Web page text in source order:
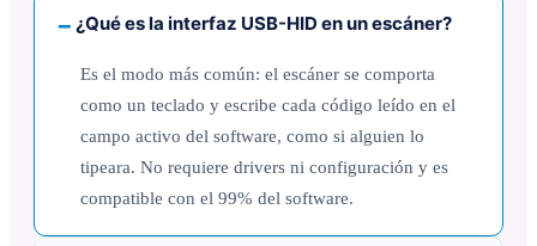
¿Qué es la interfaz USB-HID en un escáner?
Es el modo más común: el escáner se comporta
como un teclado y escribe cada código leído en el
campo activo del software, como si alguien lo
tipeara. No requiere drivers ni configuración y es
compatible con el 99% del software.